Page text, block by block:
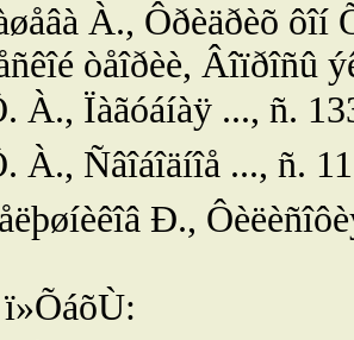
À., Ôðèäðèõ ôîí
òåîðèè, Âîïðîñû
À., Ïàãóáíàÿ ..., ñ.
À., Ñâîáîäíîå ..., ñ.
Ð.,